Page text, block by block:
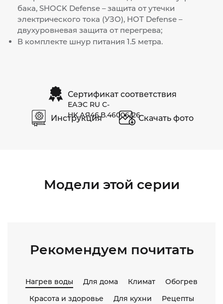
бака, SHOCK Defense – защита от утечки
электрического тока (УЗО), HOT Defense –
двухуровневая защита от перегрева;
В комплекте шнур питания 1.5 метра.
Сертификат соответствия
ЕАЭС RU С-
HK.АЯ46.В.46006/26
Инструкция Скачать фото
Модели этой серии
Рекомендуем почитать
Нагрев воды Для дома Климат
Обогрев
Красота и здоровье
Для кухни Рецепты